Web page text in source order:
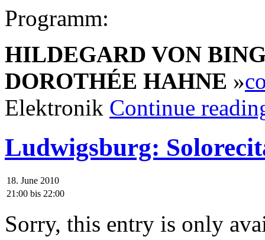
Programm:
HILDEGARD VON
DOROTHÉE HAHNE »
Elektronik Continue
Ludwigsburg:
18. June 2010
21:00 bis 22:00
Sorry, this entry is only